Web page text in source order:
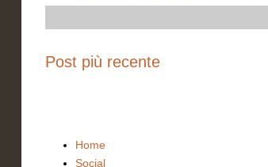
Post più recente
Home
Social